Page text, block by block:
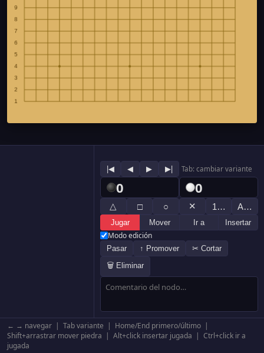
|◀ ◀ ▶ ▶| Tab: cambiar variante
0 0
△ □ ○ ✕ 1… A…
Jugar Mover Ir a Insertar
Modo edición
Pasar ↑ Promover
✂ Cortar
🗑 Eliminar
← → navegar | Tab variante | Home/End primero/último |
Shift+arrastrar mover piedra | Alt+click insertar jugada | Ctrl+click ir a
jugada